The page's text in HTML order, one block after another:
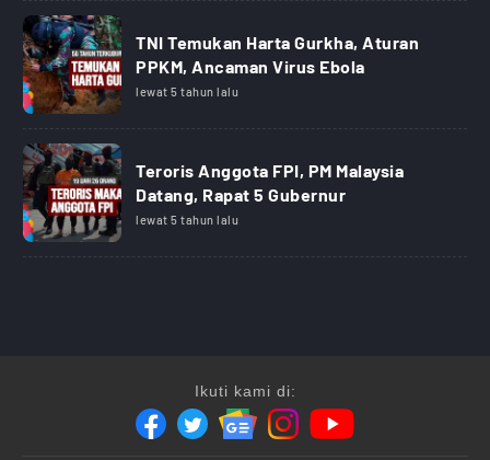
TNI Temukan Harta Gurkha, Aturan
PPKM, Ancaman Virus Ebola
lewat 5 tahun lalu
Teroris Anggota FPI, PM Malaysia
Datang, Rapat 5 Gubernur
lewat 5 tahun lalu
Ikuti kami di: